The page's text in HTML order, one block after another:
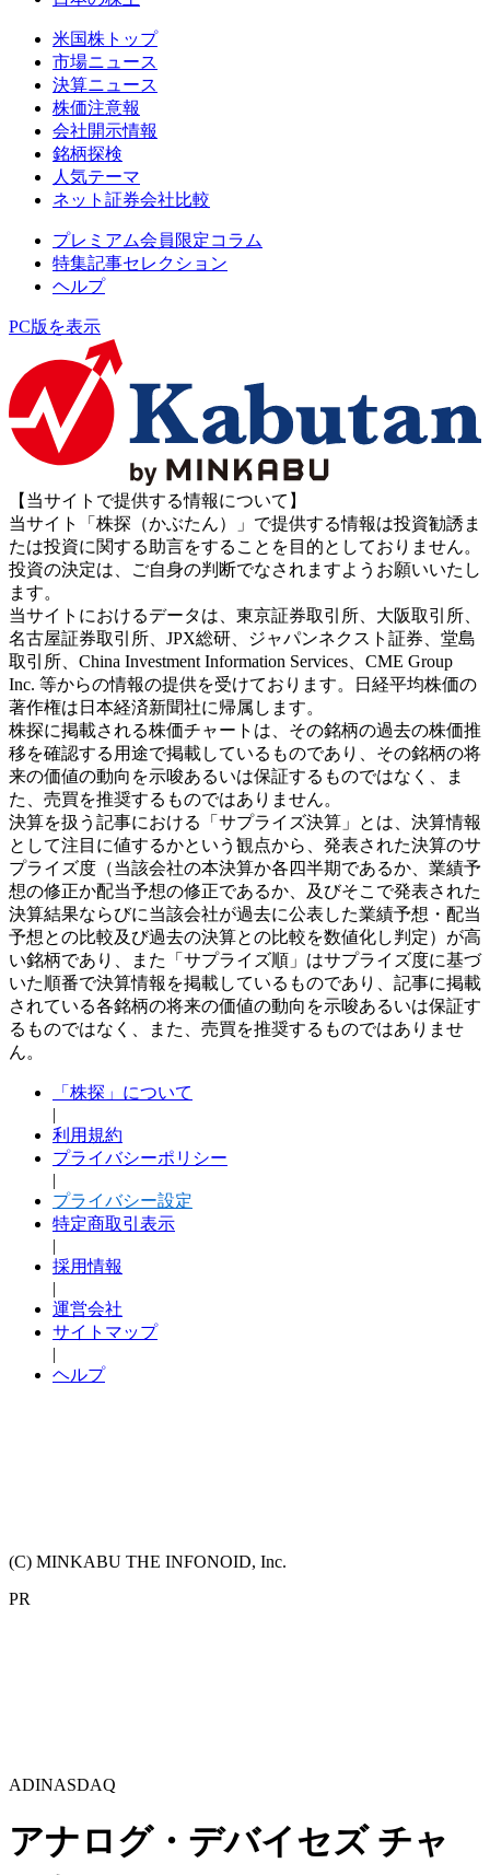
米国株トップ
市場ニュース
決算ニュース
株価注意報
会社開示情報
銘柄探検
人気テーマ
ネット証券会社比較
プレミアム会員限定コラム
特集記事セレクション
ヘルプ
PC版を表示
【当サイトで提供する情報について】
当サイト「株探（かぶたん）」で提供する情報は投資勧誘ま
たは投資に関する助言をすることを目的としておりません。
投資の決定は、ご自身の判断でなされますようお願いいたし
ます。
当サイトにおけるデータは、東京証券取引所、大阪取引所、
名古屋証券取引所、JPX総研、ジャパンネクスト証券、堂島
取引所、China Investment Information Services、CME Group
Inc. 等からの情報の提供を受けております。日経平均株価の
著作権は日本経済新聞社に帰属します。
株探に掲載される株価チャートは、その銘柄の過去の株価推
移を確認する用途で掲載しているものであり、その銘柄の将
来の価値の動向を示唆あるいは保証するものではなく、ま
た、売買を推奨するものではありません。
決算を扱う記事における「サプライズ決算」とは、決算情報
として注目に値するかという観点から、発表された決算のサ
プライズ度（当該会社の本決算か各四半期であるか、業績予
想の修正か配当予想の修正であるか、及びそこで発表された
決算結果ならびに当該会社が過去に公表した業績予想・配当
予想との比較及び過去の決算との比較を数値化し判定）が高
い銘柄であり、また「サプライズ順」はサプライズ度に基づ
いた順番で決算情報を掲載しているものであり、記事に掲載
されている各銘柄の将来の価値の動向を示唆あるいは保証す
るものではなく、また、売買を推奨するものではありませ
ん。
「株探」について
|
利用規約
プライバシーポリシー
|
プライバシー設定
特定商取引表示
|
採用情報
|
運営会社
サイトマップ
|
ヘルプ
(C) MINKABU THE INFONOID, Inc.
PR
ADINASDAQ
アナログ・デバイセズ チャ